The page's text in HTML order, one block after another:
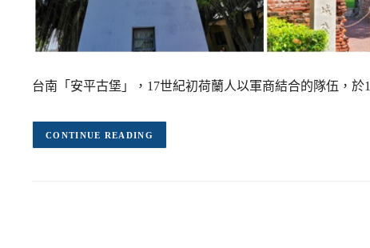
台南「安平古堡」，17世紀初荷蘭人以軍商結合的隊伍，
CONTINUE READING